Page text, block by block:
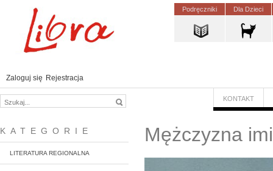
Podręczniki Dla Dzieci
Zaloguj się Rejestracja
KONTAKT
KATEGORIE
LITERATURA REGIONALNA
Mężczyzna